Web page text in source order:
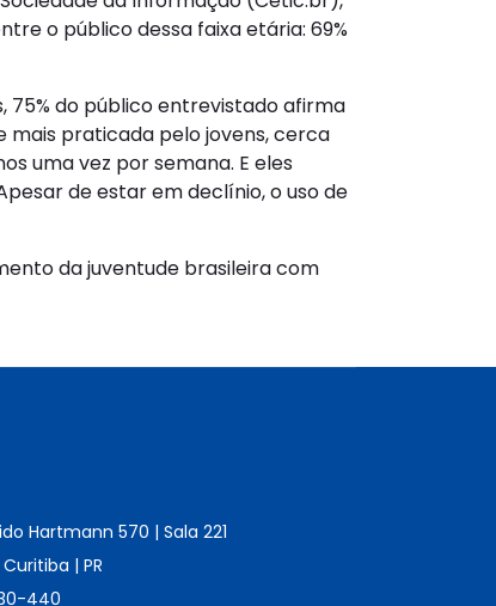
o público dessa faixa etária: 69%
75% do público entrevistado afirma
mais praticada pelo jovens, cerca
uma vez por semana. E eles
de estar em declínio, o uso de
da juventude brasileira com
Hartmann 570 | Sala 221
| PR
440